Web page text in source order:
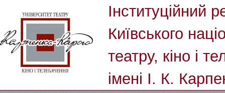
Інституційний
Київського
театру, кіно і
імені І. К.